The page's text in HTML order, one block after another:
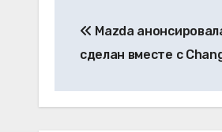
по
Mazda
сделан вместе с